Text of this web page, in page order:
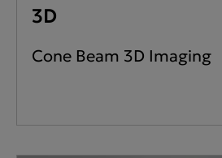
3D
Cone Beam 3D Imaging